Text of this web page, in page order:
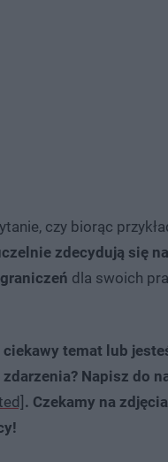
czy biorąc
zdecydują się
dla swoich
ciekawy temat lub
Napisz do
. Czekamy na